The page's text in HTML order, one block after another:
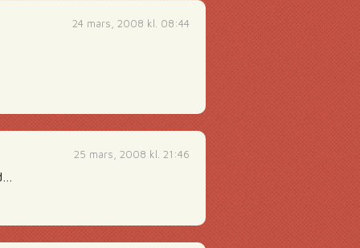
24 mars, 2008 kl. 08:44
25 mars, 2008 kl. 21:46